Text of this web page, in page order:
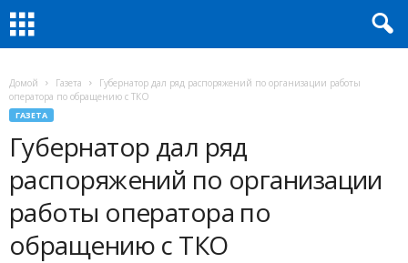
Домой Газета
Губернатор дал ряд распоряжений по организации работы
оператора по обращению с ТКО
ГАЗЕТА
Губернатор дал ряд
распоряжений по организации
работы оператора по
обращению с ТКО